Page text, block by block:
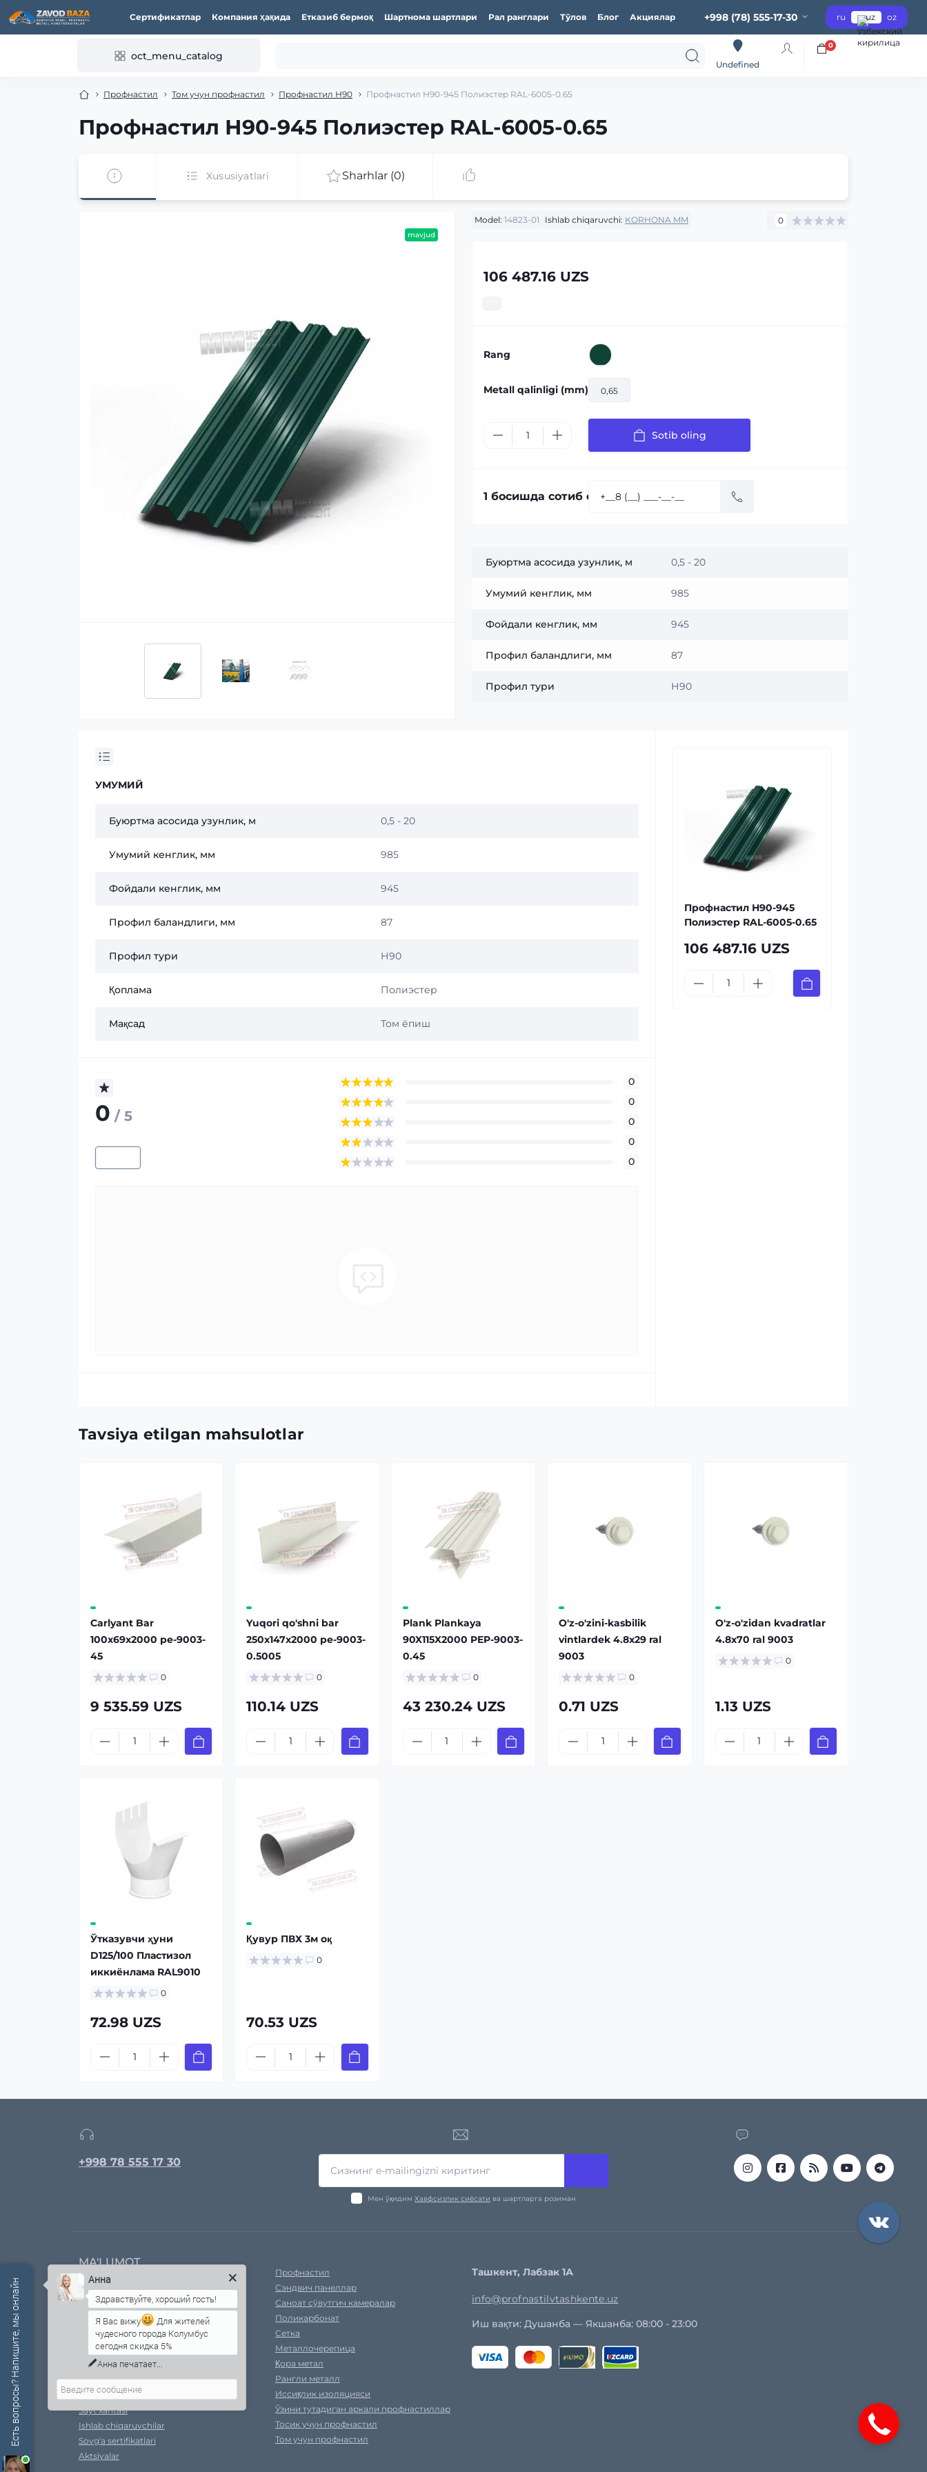
Сертификатлар Компания ҳақида Етказиб бермоқ Шартнома шартлари Рал ранглари Тўлов Блог Акциялар +998 (78) 555-17-30 ru uz oz
oct_menu_catalog
Undefined
0
Профнастил Том учун профнастил Профнастил Н90 Профнастил Н90-945 Полиэстер RAL-6005-0.65
Профнастил Н90-945 Полиэстер RAL-6005-0.65
Xususiyatlari Sharhlar (0)
mavjud
Model: 14823-01 Ishlab chiqaruvchi: KORHONA MM 0
106 487.16 UZS
Rang
Metall qalinligi (mm) 0,65
Sotib oling
1 босишда сотиб олиш:
Буюртма асосида узунлик, м 0,5 - 20
Умумий кенглик, мм 985
Фойдали кенглик, мм 945
Профил баландлиги, мм 87
Профил тури Н90
УМУМИЙ
Буюртма асосида узунлик, м 0,5 - 20
Умумий кенглик, мм 985
Фойдали кенглик, мм 945
Профил баландлиги, мм 87
Профил тури Н90
Қоплама Полиэстер
Мақсад Том ёпиш
0 / 5
0
0
0
0
0
Профнастил Н90-945
Полиэстер RAL-6005-0.65
106 487.16 UZS
Tavsiya etilgan mahsulotlar
Carlyant Bar
100x69x2000 pe-9003-
45
0
9 535.59 UZS
Yuqori qo'shni bar
250x147x2000 pe-9003-
0.5005
0
110.14 UZS
Plank Plankaya
90X115X2000 PEP-9003-
0.45
0
43 230.24 UZS
O'z-o'zini-kasbilik
vintlardek 4.8x29 ral
9003
0
0.71 UZS
O'z-o'zidan kvadratlar
4.8x70 ral 9003
0
1.13 UZS
Ўтказувчи ҳуни
D125/100 Пластизол
иккиёнлама RAL9010
0
72.98 UZS
Қувур ПВХ 3м оқ
0
70.53 UZS
+998 78 555 17 30
Мен ўқидим Хавфсизлик сиёсати ва шартларга розиман
MA'LUMOT
Компания ҳақида
Етказиб бермоқ
Хавфсизлик сиёсати
Рал ранглари
Шартнома шартлари
Тўлов
Qayta aloqa
Xarid qilish natijalari
Sayt xaritasi
Ishlab chiqaruvchilar
Sovg'a sertifikatlari
Aktsiyalar
Профнастил
Сэндвич панеллар
Саноат сўвутгич камералар
Поликарбонат
Сетка
Металлочерепица
Қора метал
Рангли металл
Иссиқлик изоляцияси
Ўзини тутадиган аркали профнастиллар
Тосик учун профнастил
Том учун профнастил
Ташкент, Лабзак 1А
info@profnastilvtashkente.uz
Иш вақти: Душанба — Якшанба: 08:00 - 23:00
Есть вопросы? Напишите, мы онлайн Анна
Я Вас вижу
Для жителей
чудесного города Колумбус
сегодня скидка 5%